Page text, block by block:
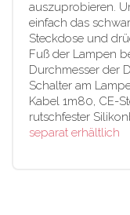
auszuprobieren.
einfach das
Steckdose und
Fuß der Lampen
Durchmesser der
Schalter am
Kabel 1m80, CE-
rutschfester
separat erhältlich